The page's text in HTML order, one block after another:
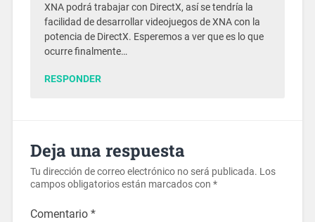
XNA podrá trabajar con DirectX, así se tendría la
facilidad de desarrollar videojuegos de XNA con la
potencia de DirectX. Esperemos a ver que es lo que
ocurre finalmente…
RESPONDER
Deja una respuesta
Tu dirección de correo electrónico no será publicada. Los
campos obligatorios están marcados con *
Comentario *